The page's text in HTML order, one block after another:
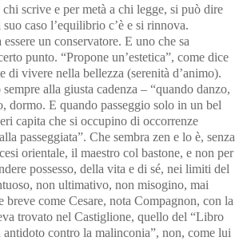
chi scrive e per metà a chi legge, si può dire
caso l’equilibrio c’è e si rinnova.
un conservatore. E uno che sa
punto. “Propone un’estetica”, come dice
di vivere nella bellezza (serenità d’animo).
alla giusta cadenza – “quando danzo,
dormo. E quando passeggio solo in un bel
capita che si occupino di occorrenze
passeggiata”. Che sembra zen e lo è, senza
orientale, il maestro col bastone, e non per
possesso, della vita e di sé, nei limiti del
non ultimativo, non misogino, mai
come Cesare, nota Compagnon, con la
trovato nel Castiglione, quello del “Libro
contro la malinconia”, non, come lui